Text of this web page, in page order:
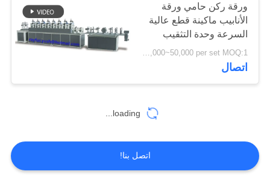
ورقة ركن حامي ورقة
الأنابيب ماكينة قطع عالية
السرعة وحدة التثقيب
اختياري
USD 30,000~50,000 per set MOQ:1 مجموعة
اتصال
loading...
اتصل بنا!